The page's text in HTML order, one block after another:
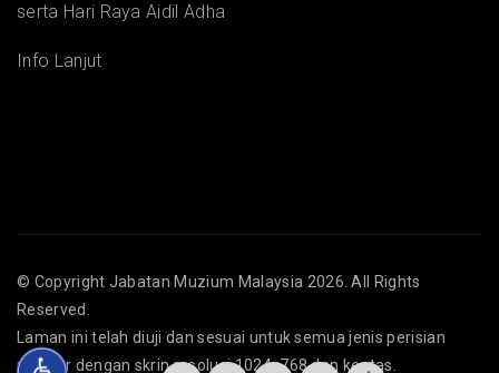
serta Hari Raya Aidil Adha
Info Lanjut
© Copyright Jabatan Muzium Malaysia 2026. All Rights
Reserved.
Laman ini telah diuji dan sesuai untuk semua jenis perisian
pelayar dengan skrin resolusi 1024x768 dan keatas.